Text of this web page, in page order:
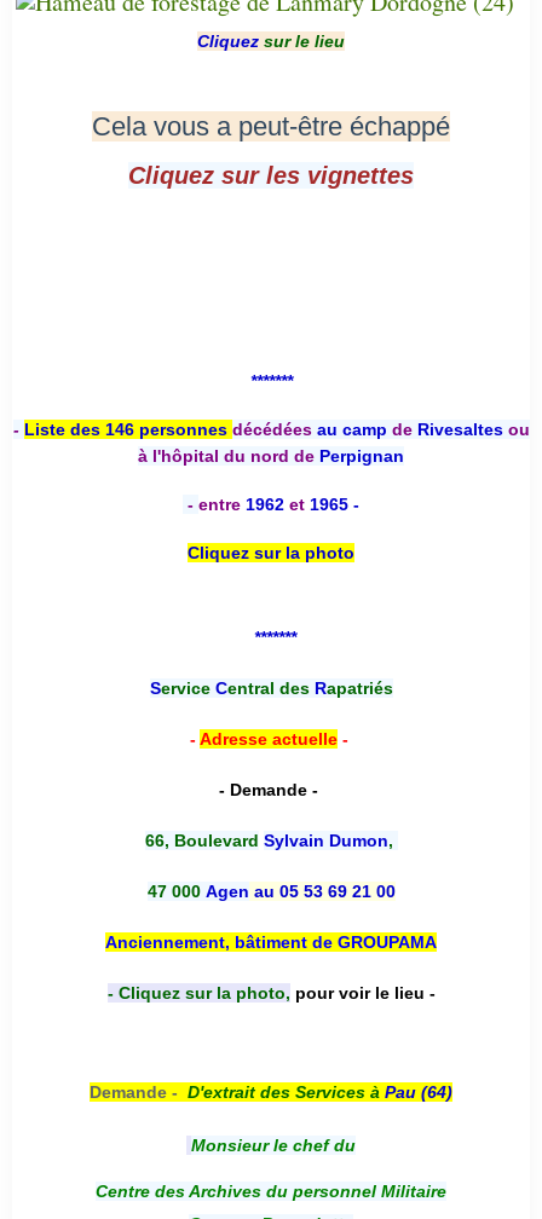
Cliquez sur le lieu
Cela vous a peut-être échappé
Cliquez sur les vignettes
*******
- Liste des 146 personnes décédées au camp deRivesaltesou
à l'hôpital du nord de Perpignan
- entre 1962 et 1965 -
Cliquez sur la photo
*******
Service Central desRapatriés
-Adresse actuelle-
- Demande -
66, Boulevard Sylvain Dumon,
47 000 Agen au 05 53 69 21 00
Anciennement, bâtiment de GROUPAMA
- Cliquez sur la photo, pour voir le lieu -
Demande - D'extrait des Services à Pau (64)
Monsieur le chef du
Centre des Archives du personnel Militaire